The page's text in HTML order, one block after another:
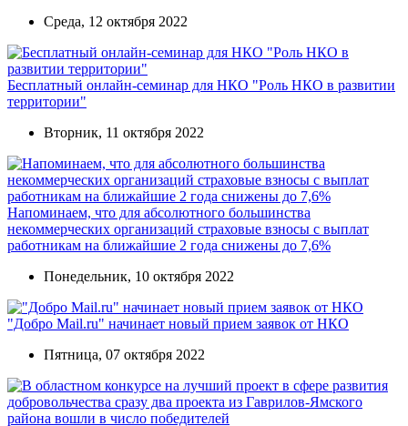
Среда, 12 октября 2022
Бесплатный онлайн-семинар для НКО "Роль НКО в развитии
территории"
Вторник, 11 октября 2022
Напоминаем, что для абсолютного большинства
некоммерческих организаций страховые взносы с выплат
работникам на ближайшие 2 года снижены до 7,6%
Понедельник, 10 октября 2022
"Добро Mail.ru" начинает новый прием заявок от НКО
Пятница, 07 октября 2022